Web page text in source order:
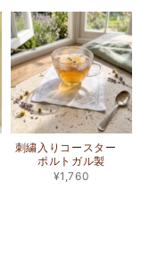
刺繍入りコースター
ポルトガル製
¥1,760